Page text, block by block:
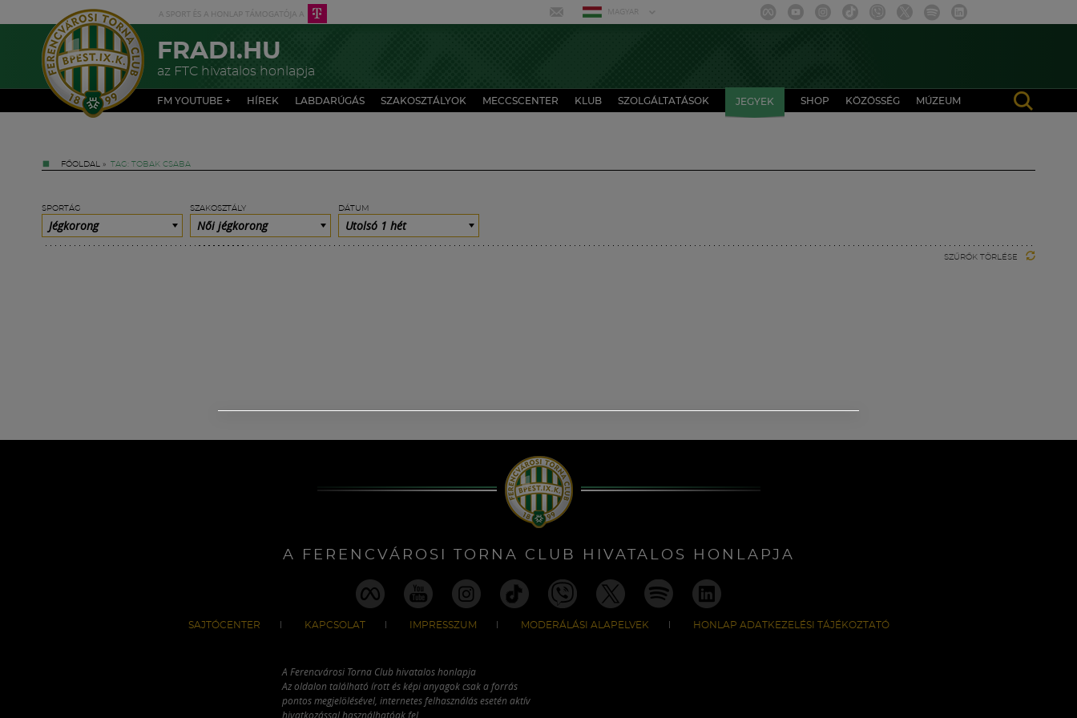
MAGYAR
FRADI.HU
az FTC hivatalos honlapja
FM YOUTUBE + HÍREK LABDARÚGÁS SZAKOSZTÁLYOK MECCSCENTER KLUB SZOLGÁLTATÁSOK JEGYEK SHOP KÖZÖSSÉG MÚZEUM
FŐOLDAL » TAG: TOBAK CSABA
SPORTÁG
Jégkorong
SZAKOSZTÁLY
Női jégkorong
DÁTUM
Utolsó 1 hét
SZŰRŐK TÖRLÉSE
A FERENCVÁROSI TORNA CLUB HIVATALOS HONLAPJA
SAJTÓCENTER KAPCSOLAT IMPRESSZUM MODERÁLÁSI ALAPELVEK HONLAP ADATKEZELÉSI TÁJÉKOZTATÓ
A Ferencvárosi Torna Club hivatalos honlapja
Az oldalon található írott és képi anyagok csak a forrás
pontos megjelölésével, internetes felhasználás esetén aktív
hivatkozással használhatóak fel.